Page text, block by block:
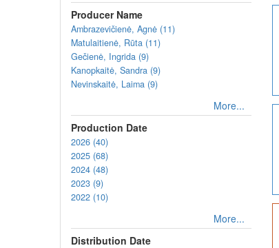
Producer Name
Ambrazevičienė, Agnė (11)
Matulaitienė, Rūta (11)
Gečienė, Ingrida (9)
Kanopkaitė, Sandra (9)
Nevinskaitė, Laima (9)
More...
Production Date
2026 (40)
2025 (68)
2024 (48)
2023 (9)
2022 (10)
More...
Distribution Date